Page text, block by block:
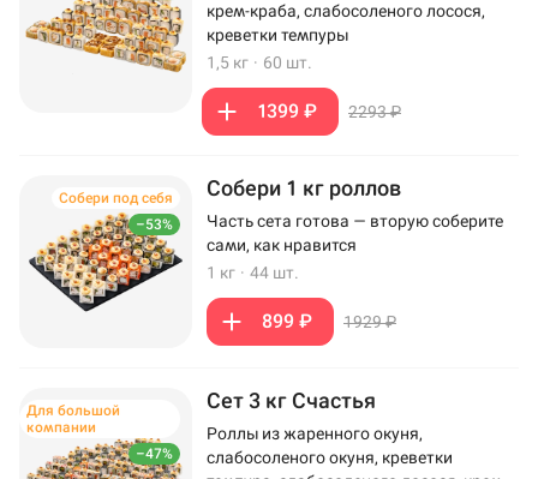
крем-краба, слабосоленого лосося,
креветки темпуры
1,5 кг · 60 шт.
1399 ₽ 2293 ₽
–53%
Собери под себя Собери 1 кг роллов
Часть сета готова — вторую соберите
сами, как нравится
1 кг · 44 шт.
899 ₽ 1929 ₽
–47%
Для большой
компании
Сет 3 кг Счастья
Роллы из жаренного окуня,
слабосоленого окуня, креветки